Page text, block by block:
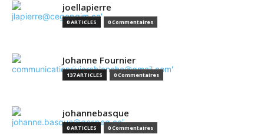
joellapierre
0 ARTICLES 0 Commentaires
Johanne Fournier
137 ARTICLES 0 Commentaires
johannebasque
0 ARTICLES 0 Commentaires